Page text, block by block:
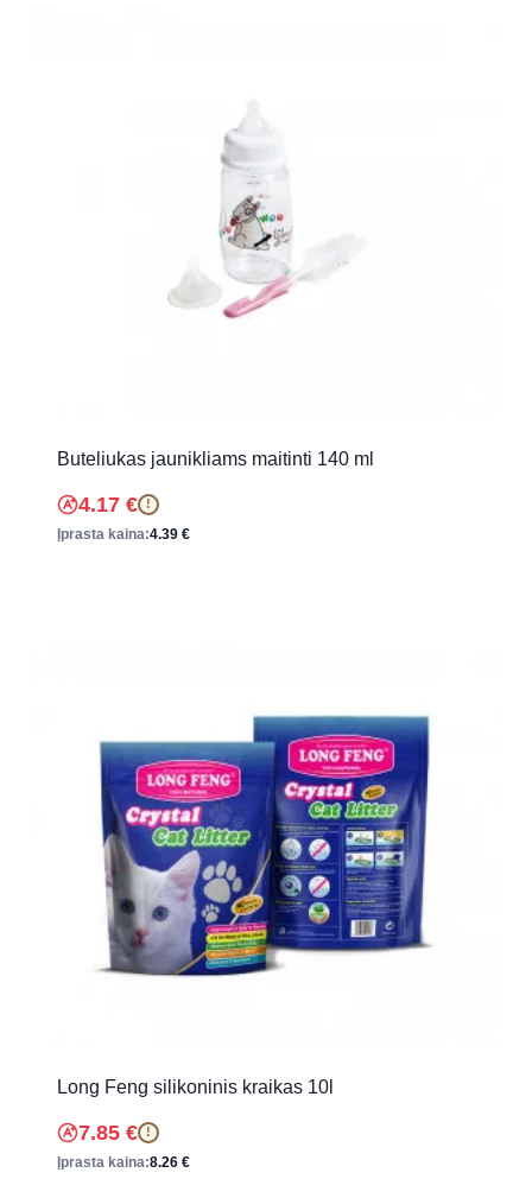
Buteliukas jaunikliams maitinti 140 ml
4.17 € !
Įprasta kaina:4.39 €
Long Feng silikoninis kraikas 10l
7.85 € !
Įprasta kaina:8.26 €